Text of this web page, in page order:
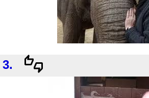
3.